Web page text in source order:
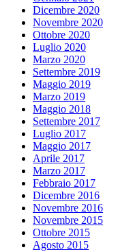
Dicembre 2020
Novembre 2020
Ottobre 2020
Luglio 2020
Marzo 2020
Settembre 2019
Maggio 2019
Marzo 2019
Maggio 2018
Settembre 2017
Luglio 2017
Maggio 2017
Aprile 2017
Marzo 2017
Febbraio 2017
Dicembre 2016
Novembre 2016
Novembre 2015
Ottobre 2015
Agosto 2015